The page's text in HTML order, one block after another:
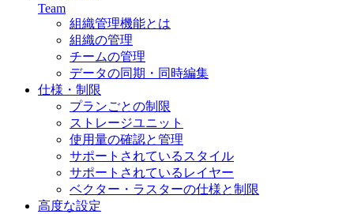
Team
組織管理機能とは
組織の管理
チームの管理
データの同期・同時編集
仕様・制限
プランごとの制限
ストレージユニット
使用量の確認と管理
サポートされているスタイル
サポートされているレイヤー
ベクター・ラスターの仕様と制限
高度な設定